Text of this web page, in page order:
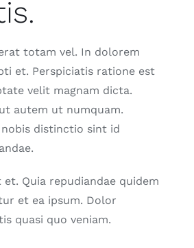
totam vel. In dolorem
et. Perspiciatis ratione est
velit magnam dicta.
autem ut numquam.
distinctio sint id
et. Quia repudiandae quidem
et ea ipsum. Dolor
quasi quo veniam.